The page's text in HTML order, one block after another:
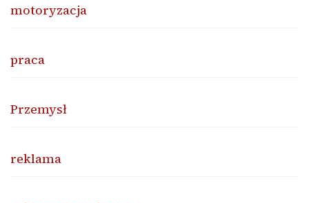
motoryzacja
praca
Przemysł
reklama